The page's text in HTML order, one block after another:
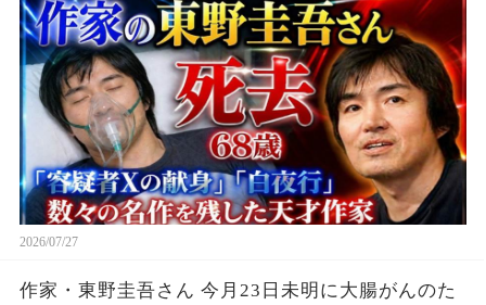
2026/07/27
作家・東野圭吾さん 今月23日未明に大腸がんのた